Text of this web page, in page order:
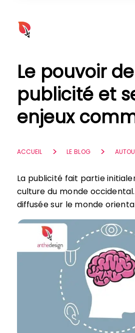
Le pouvoir
publicité et
enjeux
ACCUEIL LE BLOG
La publicité fait partie
culture du monde
diffusée sur le monde